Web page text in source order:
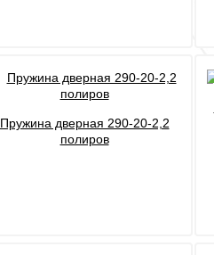
Пружина дверная 290-20-2,2
полиров